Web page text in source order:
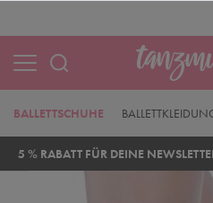
BALLETTSCHUHE
5 % RABATT FÜR DEINE